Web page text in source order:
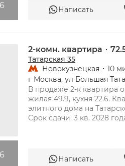
ТАТАРСКАЯ 35 - элитная
Написать
2-комн. квартира
Татарская 35
Новокузнецкая
10
г Москва, ул Большая
В продаже 2-к квартира
жилая 49.9, кухня 22.6.
элитного дома на
ТАТАРСКАЯ 35 - элитная
Написать